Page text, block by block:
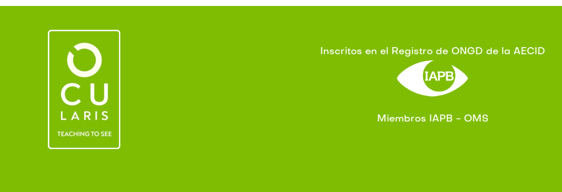
Inscritos en el Registro de ONGD de la AECID
Miembros IAPB - OMS